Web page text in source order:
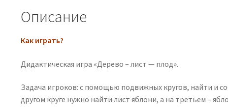
Описание
Как играть?
Дидактическая игра «Дерево – лист — плод».
Задача игроков: с помощью подвижных кругов, найти и
другом круге нужно найти лист яблони, а на третьем –